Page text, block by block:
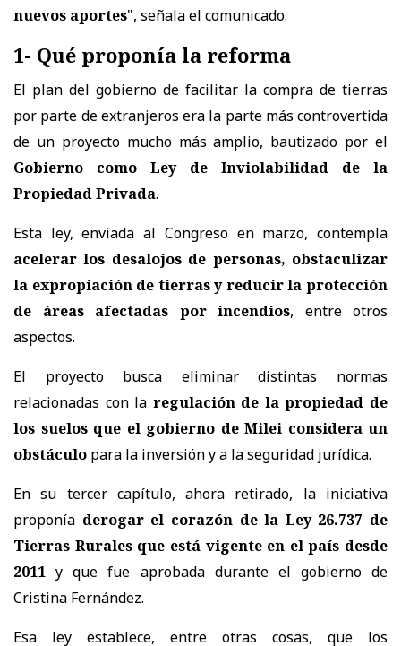
nuevos aportes", señala el comunicado.
1- Qué proponía la reforma
El plan del gobierno de facilitar la compra de tierras
por parte de extranjeros era la parte más controvertida
de un proyecto mucho más amplio, bautizado por el
Gobierno como Ley de Inviolabilidad de la
Propiedad Privada.
Esta ley, enviada al Congreso en marzo, contempla
acelerar los desalojos de personas, obstaculizar
la expropiación de tierras y reducir la protección
de áreas afectadas por incendios, entre otros
aspectos.
El proyecto busca eliminar distintas normas
relacionadas con la regulación de la propiedad de
los suelos que el gobierno de Milei considera un
obstáculo para la inversión y a la seguridad jurídica.
En su tercer capítulo, ahora retirado, la iniciativa
proponía derogar el corazón de la Ley 26.737 de
Tierras Rurales que está vigente en el país desde
2011 y que fue aprobada durante el gobierno de
Cristina Fernández.
Esa ley establece, entre otras cosas, que los